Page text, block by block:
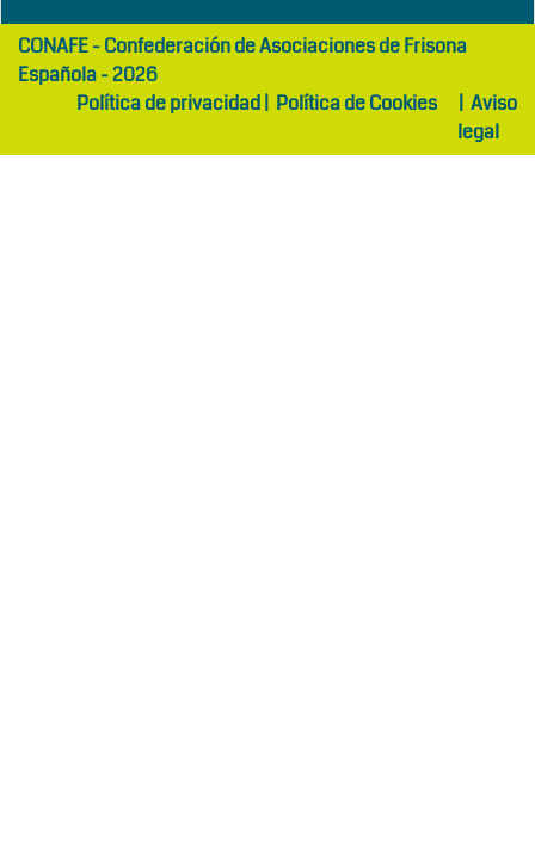
girls
abaya
maltepe
otelCONAFE - Confederación de Asociaciones de Frisona
Española - 2026
Política de privacidad| Política de Cookies | Aviso
legal